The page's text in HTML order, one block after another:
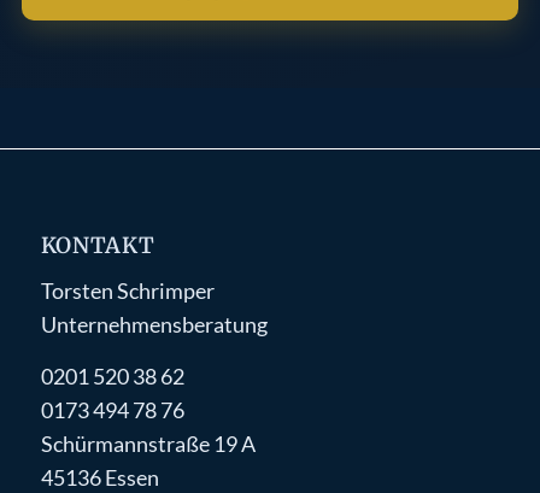
KONTAKT
Torsten Schrimper
Unternehmensberatung
0201 520 38 62
0173 494 78 76
Schürmannstraße 19 A
45136 Essen